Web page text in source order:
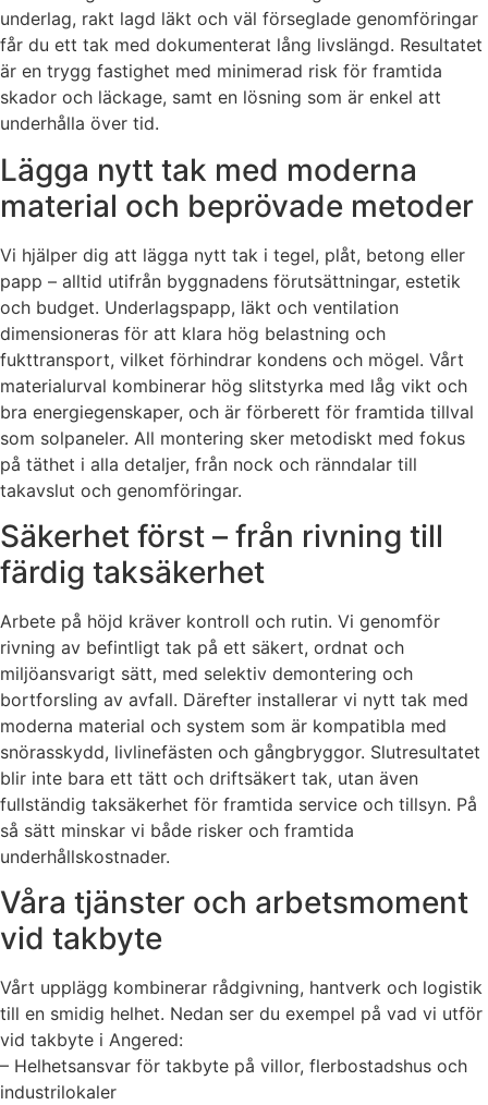
underlag, rakt lagd läkt och väl förseglade genomföringar
får du ett tak med dokumenterat lång livslängd. Resultatet
är en trygg fastighet med minimerad risk för framtida
skador och läckage, samt en lösning som är enkel att
underhålla över tid.
Lägga nytt tak med moderna
material och beprövade metoder
Vi hjälper dig att lägga nytt tak i tegel, plåt, betong eller
papp – alltid utifrån byggnadens förutsättningar, estetik
och budget. Underlagspapp, läkt och ventilation
dimensioneras för att klara hög belastning och
fukttransport, vilket förhindrar kondens och mögel. Vårt
materialurval kombinerar hög slitstyrka med låg vikt och
bra energiegenskaper, och är förberett för framtida tillval
som solpaneler. All montering sker metodiskt med fokus
på täthet i alla detaljer, från nock och ränndalar till
takavslut och genomföringar.
Säkerhet först – från rivning till
färdig taksäkerhet
Arbete på höjd kräver kontroll och rutin. Vi genomför
rivning av befintligt tak på ett säkert, ordnat och
miljöansvarigt sätt, med selektiv demontering och
bortforsling av avfall. Därefter installerar vi nytt tak med
moderna material och system som är kompatibla med
snörasskydd, livlinefästen och gångbryggor. Slutresultatet
blir inte bara ett tätt och driftsäkert tak, utan även
fullständig taksäkerhet för framtida service och tillsyn. På
så sätt minskar vi både risker och framtida
underhållskostnader.
Våra tjänster och arbetsmoment
vid takbyte
Vårt upplägg kombinerar rådgivning, hantverk och logistik
till en smidig helhet. Nedan ser du exempel på vad vi utför
vid takbyte i Angered:
– Helhetsansvar för takbyte på villor, flerbostadshus och
industrilokaler